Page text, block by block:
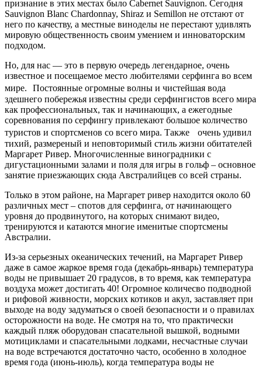
признание в этих местах было Cabernet Sauvignon. Сегодня
Sauvignon Blanc Chardonnay, Shiraz и Semillon не отстают от
него по качеству, а местные виноделы не перестают удивлять
мировую общественность своим умением и инноваторским
подходом.
Но, для нас — это в первую очередь легендарное, очень
известное и посещаемое место любителями серфинга во всем
мире. Постоянные огромные волны и чистейшая вода
здешнего побережья известны среди серфингистов всего мира
как профессиональных, так и начинающих, а ежегодные
соревнования по серфингу привлекают большое количество
туристов и спортсменов со всего мира. Также очень удивил
тихий, размереный и неповторимый стиль жизни обитателей
Маргарет Ривер. Многочисленные виноградники с
дигустационными залами и поля для игры в гольф – основное
занятие приезжающих сюда Австралийцев со всей страны.
Только в этом районе, на Маргарет ривер находится около 60
различных мест – спотов для серфинга, от начинающего
уровня до продвинутого, на которых снимают видео,
тренируются и катаются многие именитые спортсмены
Австралии.
Из-за серьезных океанических течений, на Маргарет Ривер
даже в самое жаркое время года (декабрь-январь) температура
воды не привышает 20 градусов, в то время, как температура
воздуха может достигать 40! Огромное количесво подводной
и рифовой живности, морских котиков и акул, заставляет при
выходе на воду задуматься о своей безопасности и о правилах
осторожности на воде. Не смотря на то, что практически
каждый пляж оборудован спасательной вышкой, водными
мотициклами и спасательными лодками, несчастные случаи
на воде встречаются достаточно часто, особенно в холодное
время года (июнь-июль), когда температура воды не